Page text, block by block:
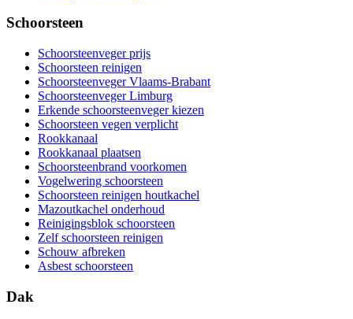
Schoorsteen
Schoorsteenveger prijs
Schoorsteen reinigen
Schoorsteenveger Vlaams-Brabant
Schoorsteenveger Limburg
Erkende schoorsteenveger kiezen
Schoorsteen vegen verplicht
Rookkanaal
Rookkanaal plaatsen
Schoorsteenbrand voorkomen
Vogelwering schoorsteen
Schoorsteen reinigen houtkachel
Mazoutkachel onderhoud
Reinigingsblok schoorsteen
Zelf schoorsteen reinigen
Schouw afbreken
Asbest schoorsteen
Dak